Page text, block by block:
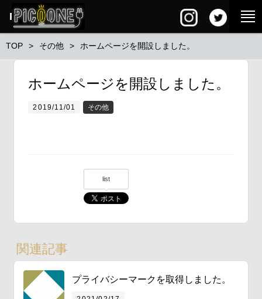
PG SQUARE
TOP その他 ホームページを開設しました。
ホームページを開設しました。
2019/11/01 その他
list
関連記事
プライバシーマークを取得しました。